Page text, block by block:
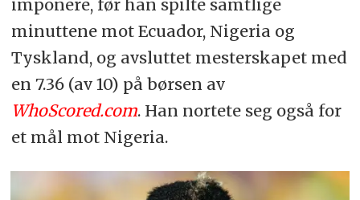
imponere, før han spilte samtlige
minuttene mot Ecuador, Nigeria og
Tyskland, og avsluttet mesterskapet med
en 7.36 (av 10) på børsen av
WhoScored.com. Han nortete seg også for
et mål mot Nigeria.